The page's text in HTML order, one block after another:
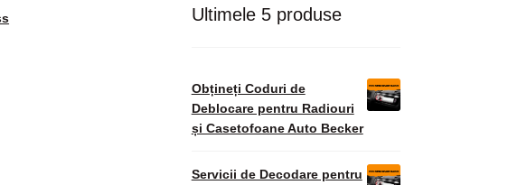
Ultimele 5 produse
Obțineți Coduri de
Deblocare pentru Radiouri
și Casetofoane Auto Becker
Servicii de Decodare pentru